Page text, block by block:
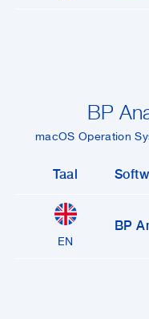
BP
macOS Operation
Taal
EN
BP